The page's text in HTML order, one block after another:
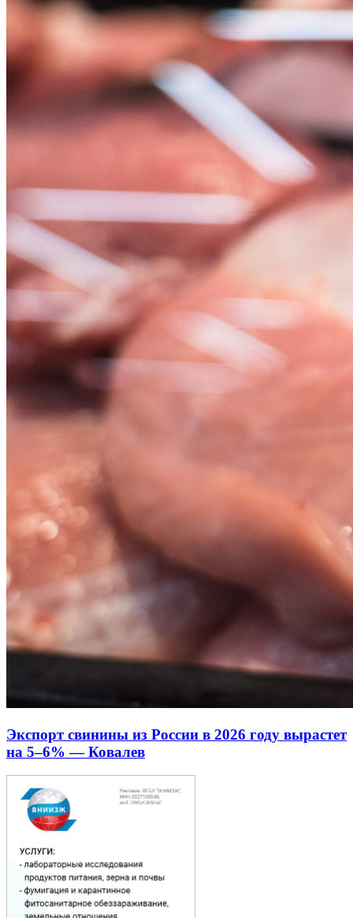
Экспорт свинины из России в 2026 году вырастет
на 5–6% — Ковалев